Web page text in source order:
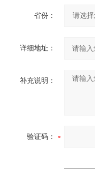
省份：
详细地址：
补充说明：
验证码：